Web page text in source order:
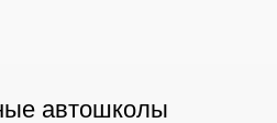
автошколы